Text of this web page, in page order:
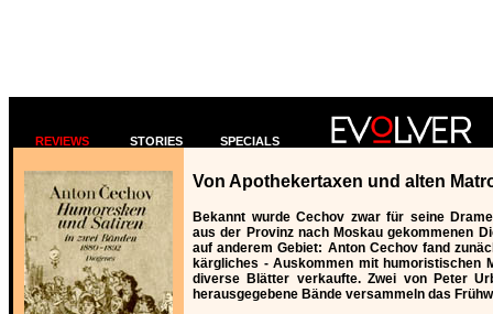
REVIEWS STORIES SPECIALS
Von Apothekertaxen und alten
Bekannt wurde Cechov zwar für seine
aus der Provinz nach Moskau gekommenen
auf anderem Gebiet: Anton Cechov fand
kärgliches - Auskommen mit humoristischen
diverse Blätter verkaufte. Zwei von Peter
herausgegebene Bände versammeln das